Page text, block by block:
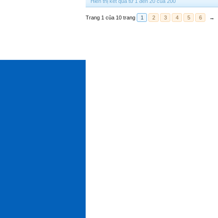
Trang 1 của 10 trang 1 2 3 4 5 6 →